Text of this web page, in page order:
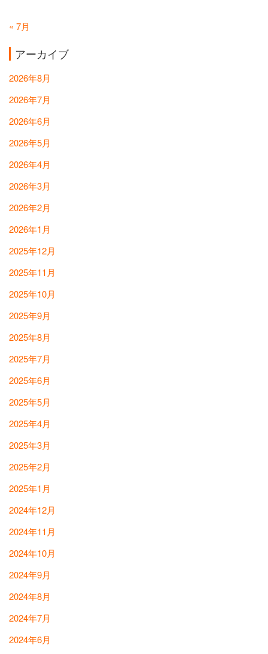
« 7月
アーカイブ
2026年8月
2026年7月
2026年6月
2026年5月
2026年4月
2026年3月
2026年2月
2026年1月
2025年12月
2025年11月
2025年10月
2025年9月
2025年8月
2025年7月
2025年6月
2025年5月
2025年4月
2025年3月
2025年2月
2025年1月
2024年12月
2024年11月
2024年10月
2024年9月
2024年8月
2024年7月
2024年6月